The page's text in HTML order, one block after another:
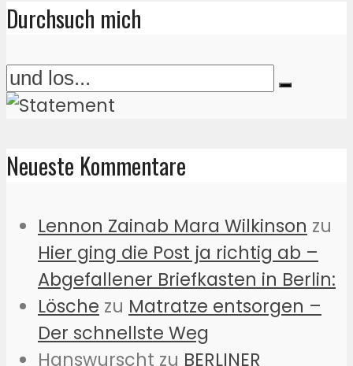
Durchsuch mich
Neueste Kommentare
Lennon Zainab Mara Wilkinson zu
Hier ging die Post ja richtig ab –
Abgefallener Briefkasten in Berlin:
Lösche zu Matratze entsorgen –
Der schnellste Weg
Hanswurscht zu BERLINER